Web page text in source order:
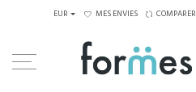
EUR MES ENVIES COMPARER